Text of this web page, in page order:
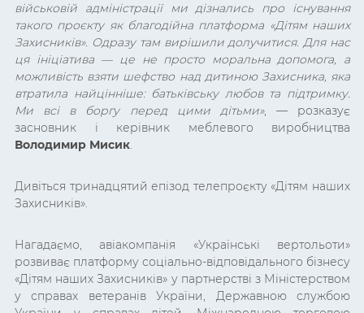
військовій адміністрації ми дізнались про існування
такого проєкту як благодійна платформа «Дітям наших
Захисників». Одразу там вирішили долучитися. Для нас
ця ініціатива — це не просто моральна допомога, а
можливість взяти шефство над дитиною Захисника, яка
втратила найцінніше: батьківську любов та підтримку.
Ми всі в боргу перед цими дітьми», — розказує
засновник і керівник меблевого виробництва
Володимир Мисик.
Дивіться тринадцятий епізод телепроєкту «Дітям наших
Захисників».
Нагадаємо, авіакомпанія «Українські вертольоти»
розвиває платформу соціально-відповідального бізнесу
«Дітям наших Захисників» у партнерстві з Міністерством
у справах ветеранів України, Державною службою